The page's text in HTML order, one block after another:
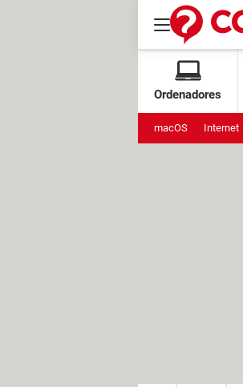
Ordenadores
macOS Internet